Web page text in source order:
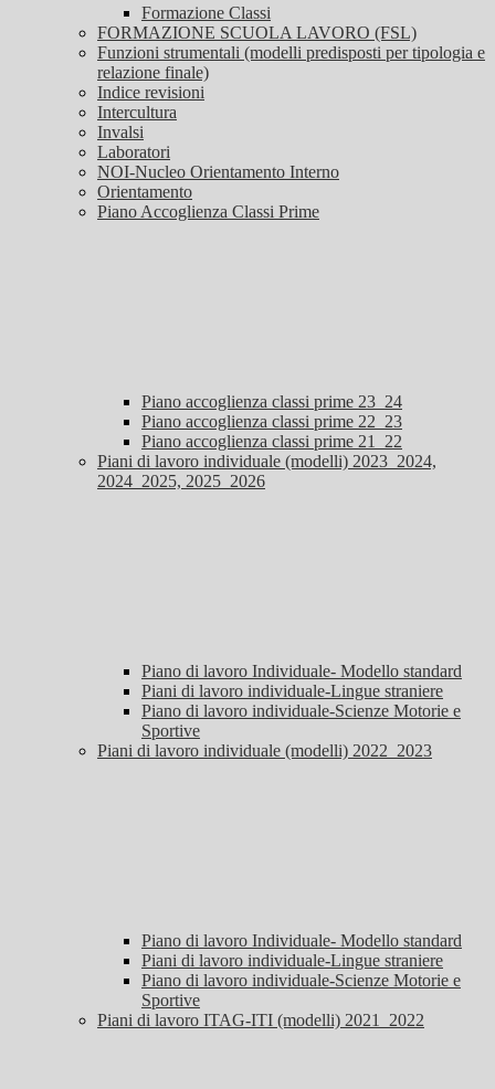
Formazione Classi
FORMAZIONE SCUOLA LAVORO (FSL)
Funzioni strumentali (modelli predisposti per tipologia e
relazione finale)
Indice revisioni
Intercultura
Invalsi
Laboratori
NOI-Nucleo Orientamento Interno
Orientamento
Piano Accoglienza Classi Prime
Piano accoglienza classi prime 23_24
Piano accoglienza classi prime 22_23
Piano accoglienza classi prime 21_22
Piani di lavoro individuale (modelli) 2023_2024,
2024_2025, 2025_2026
Piano di lavoro Individuale- Modello standard
Piani di lavoro individuale-Lingue straniere
Piano di lavoro individuale-Scienze Motorie e
Sportive
Piani di lavoro individuale (modelli) 2022_2023
Piano di lavoro Individuale- Modello standard
Piani di lavoro individuale-Lingue straniere
Piano di lavoro individuale-Scienze Motorie e
Sportive
Piani di lavoro ITAG-ITI (modelli) 2021_2022